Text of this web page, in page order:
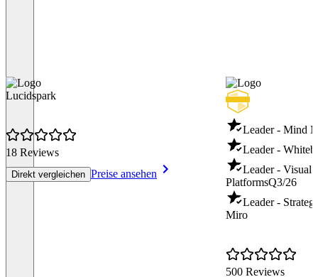
MindManager Reader App Windows, Mac,
SharePoint
Item
1
Lucidspark
18 Reviews
Direkt vergleichen Preise ansehen
Leader - Mind
Leader -
Leader - Visual
PlatformsQ3/26
Leader -
Miro
500 Reviews